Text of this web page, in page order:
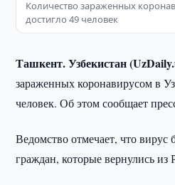
Количество зараженных
достигло 49 человек
Ташкент. Узбекистан
зараженных коронавирусом в
человек. Об этом сообщает
Ведомство отмечает, что
граждан, которые вернулись из